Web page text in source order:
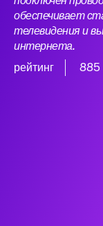
обеспечивает
телевидения и
интернета.
рейтинг
885